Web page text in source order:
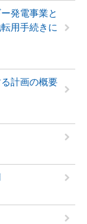
発電事業と
用手続きに
計画の概要